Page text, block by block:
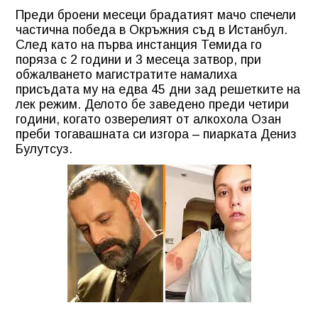
Преди броени месеци брадатият мачо спечели
частична победа в Окръжния съд в Истанбул.
След като на първа инстанция Темида го
поряза с 2 години и 3 месeца затвор, при
обжалването магистратите намалиха
присъдата му на едва 45 дни зад решетките на
лек режим. Делото бе заведено преди четири
години, когато озверелият от алкохола Озан
преби тогавашната си изгора – пиарката Дениз
Булутсуз.